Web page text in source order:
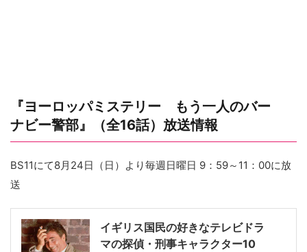
『ヨーロッパミステリー もう一人のバー
ナビー警部』（全16話）放送情報
BS11にて8月24日（日）より毎週日曜日 9：59～11：00に放
送
イギリス国民の好きなテレビドラ
マの探偵・刑事キャラクター10